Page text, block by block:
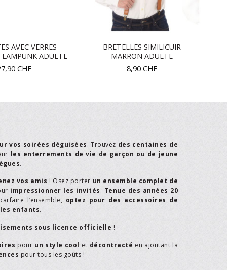
AVEC VERRES
ADULTE
CHF
BRETELLES SIMILICUIR
MARRON ADULTE
8,90 CHF
vos soirées déguisées. Trouvez des centaines de
les enterrements de vie de garçon ou de jeune
.
vos amis ! Osez porter un ensemble complet de
impressionner les invités. Tenue des années 20
l’ensemble, optez pour des accessoires de
les enfants.
sous licence officielle !
pour un style cool et décontracté en ajoutant la
pour tous les goûts !